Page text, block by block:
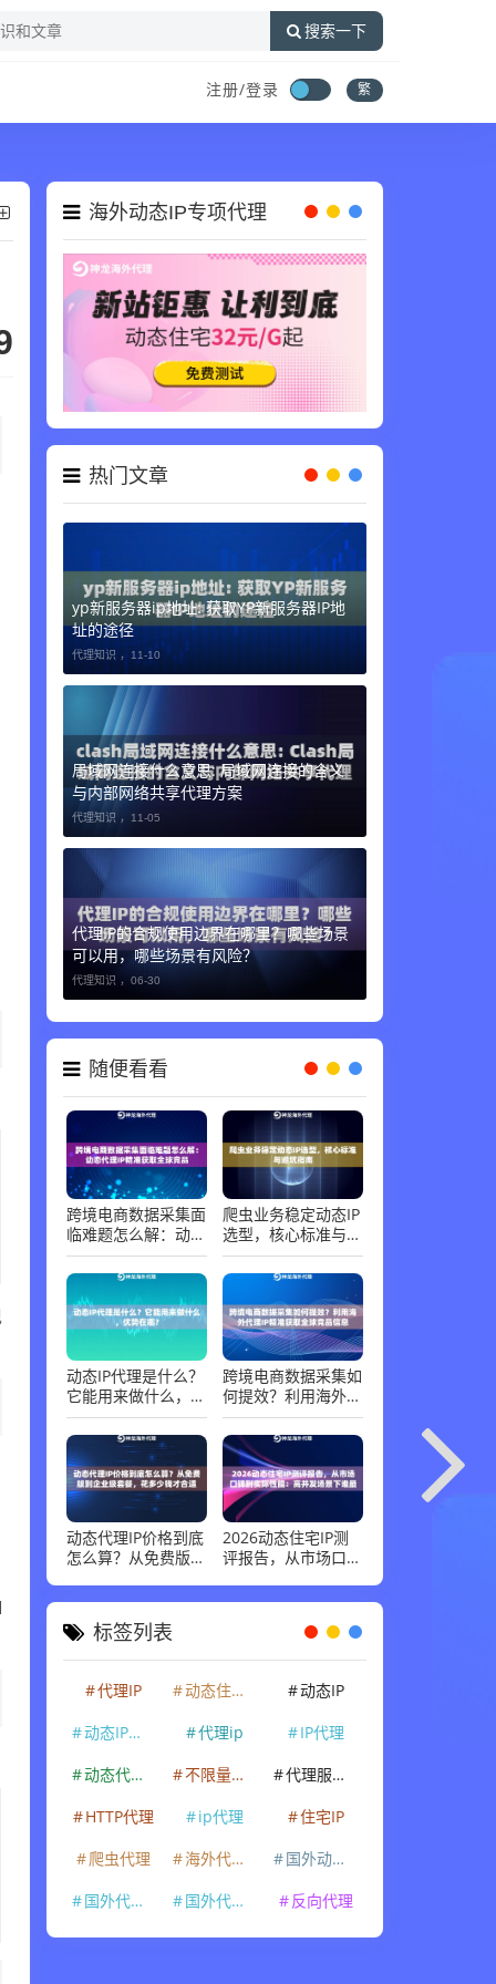
搜索一下
注册/登录 繁
海外动态IP专项代理
热门文章
yp新服务器ip地址: 获取YP新服务器IP地
址的途径
代理知识 ， 11-10
局域网连接什么意思: 局域网连接的含义
与内部网络共享代理方案
代理知识 ， 11-05
代理IP的合规使用边界在哪里？哪些场景
可以用，哪些场景有风险？
代理知识 ， 06-30
随便看看
跨境电商数据采集面
临难题怎么解：动态
代理IP精准获取全球
竞品
爬虫业务稳定动态IP
选型，核心标准与避
坑指南
动态IP代理是什么？
它能用来做什么，优
势在哪？
跨境电商数据采集如
何提效？利用海外代
理IP精准获取全球竞
品信息
动态代理IP价格到底
怎么算？从免费版到
钱才合适
2026动态住宅IP测
评报告，从市场口碑
场景下谁最稳
标签列表
代理IP 动态住宅IP
动态IP
动态IP代理
代理ip
IP代理
动态代理IP
不限量代理IP
代理服务器
HTTP代理
ip代理
住宅IP
爬虫代理
海外代理ip
国外动态IP
国外代理IP
国外代理ip 反向代理